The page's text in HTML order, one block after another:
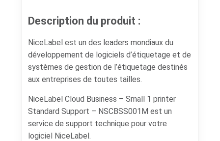
Description du produit :
NiceLabel est un des leaders mondiaux du
développement de logiciels d’étiquetage et de
systèmes de gestion de l’étiquetage destinés
aux entreprises de toutes tailles.
NiceLabel Cloud Business – Small 1 printer
Standard Support – NSCBSS001M est un
service de support technique pour votre
logiciel NiceLabel.